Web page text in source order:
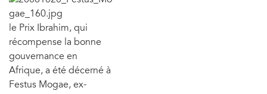
le Prix Ibrahim, qui
récompense la bonne
gouvernance en
Afrique, a été décerné à
Festus Mogae, ex-